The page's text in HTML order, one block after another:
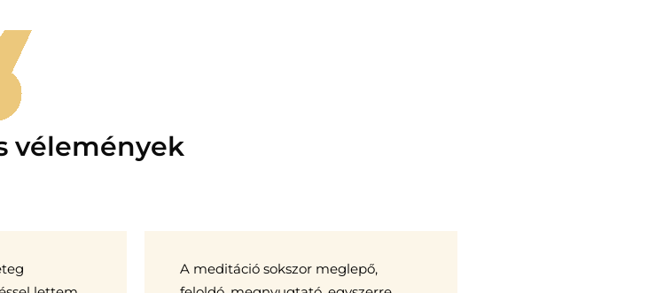
vélemények
A meditáció sokszor meglepő,